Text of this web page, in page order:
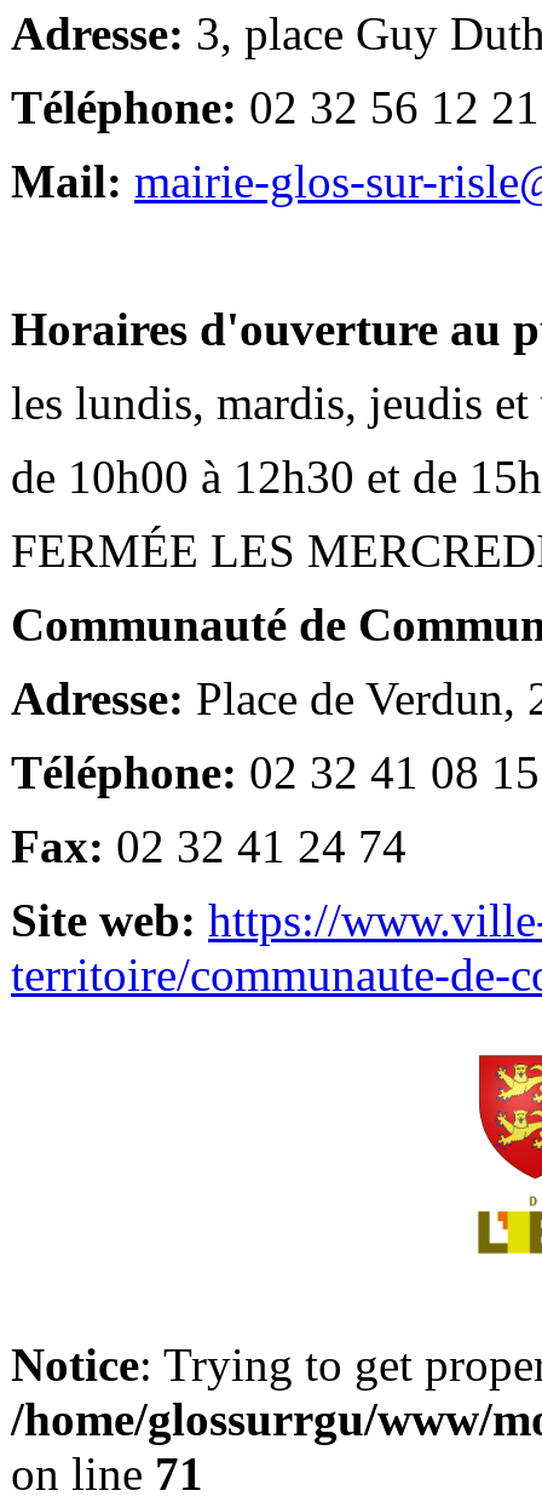
Adresse: 3, place Guy
Téléphone: 02 32 56 12 21
Mail: mairie-glos-sur-
Horaires d'ouverture au
les lundis, mardis, jeudis et
de 10h00 à 12h30 et de
FERMÉE LES
Communauté de
Adresse: Place de Verdun,
Téléphone: 02 32 41 08 15
Fax: 02 32 41 24 74
Site web: https://
territoire/communaute-de-
Notice: Trying to get
/home/glossurrgu/www/
on line 71